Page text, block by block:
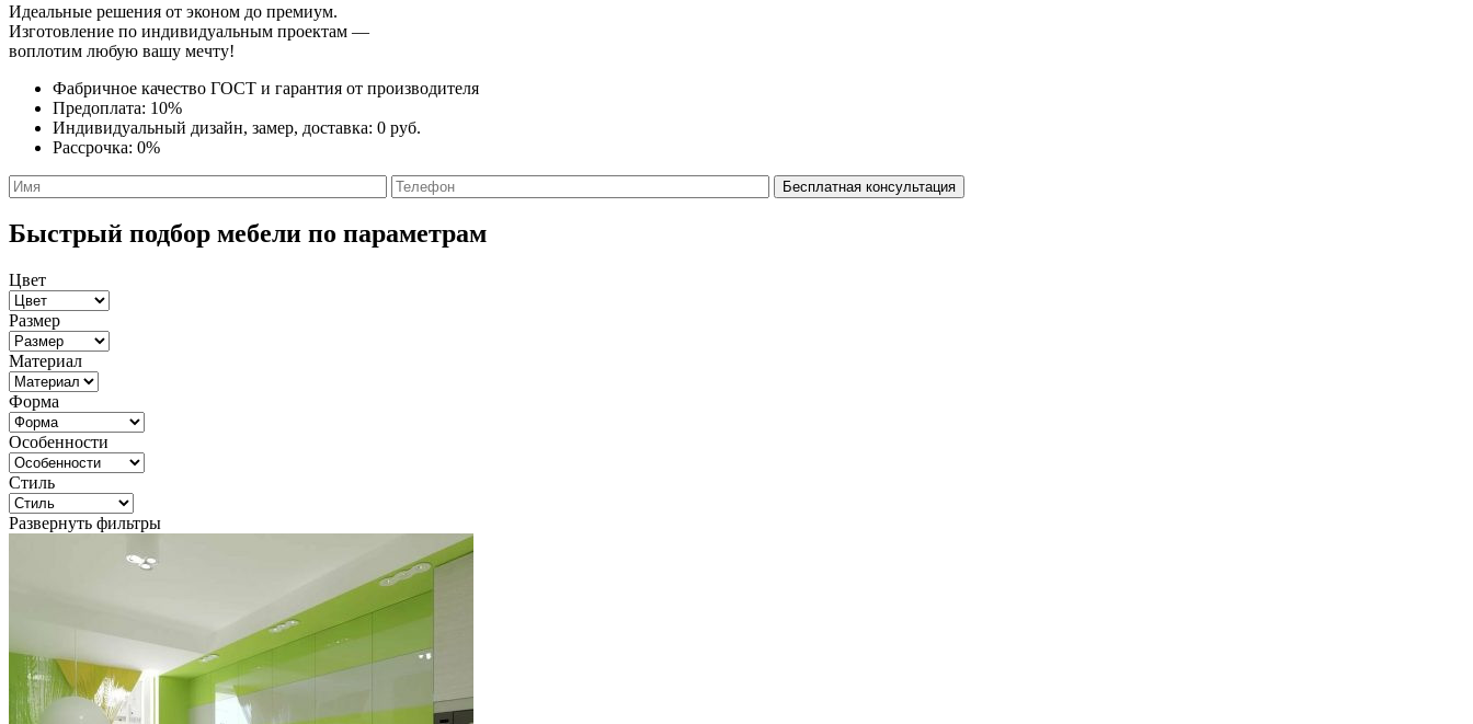
Идеальные решения от эконом до премиум.
Изготовление по индивидуальным проектам —
воплотим любую вашу мечту!
Фабричное качество ГОСТ и гарантия от производителя
Предоплата: 10%
Индивидуальный дизайн, замер, доставка: 0 руб.
Рассрочка: 0%
Быстрый подбор мебели по параметрам
Цвет
Размер
Материал
Форма
Особенности
Стиль
Развернуть фильтры